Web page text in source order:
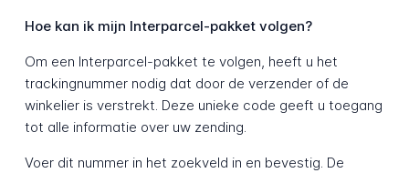
Hoe kan ik mijn Interparcel-pakket volgen?
Om een Interparcel-pakket te volgen, heeft u het
trackingnummer nodig dat door de verzender of de
winkelier is verstrekt. Deze unieke code geeft u toegang
tot alle informatie over uw zending.
Voer dit nummer in het zoekveld in en bevestig. De